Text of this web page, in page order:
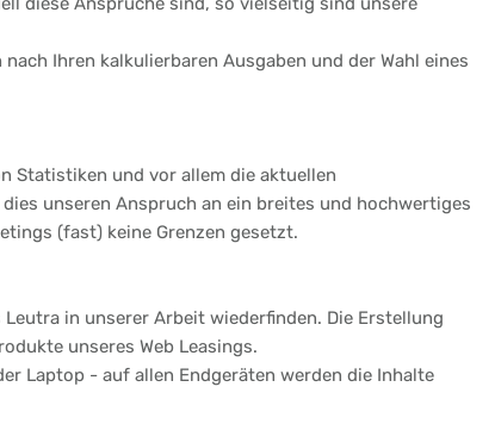
Ihren kalkulierbaren Ausgaben und der Wahl eines
Statistiken und vor allem die aktuellen
unseren Anspruch an ein breites und hochwertiges
(fast) keine Grenzen gesetzt.
in unserer Arbeit wiederfinden. Die Erstellung
unseres Web Leasings.
Laptop - auf allen Endgeräten werden die Inhalte